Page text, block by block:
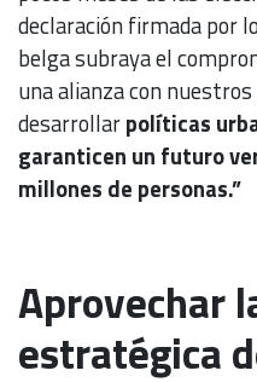
declaración firmada por
belga subraya el
una alianza con
desarrollarpolíticas
garanticen un futuro
millones de personas.”
Aprovechar
estratégica